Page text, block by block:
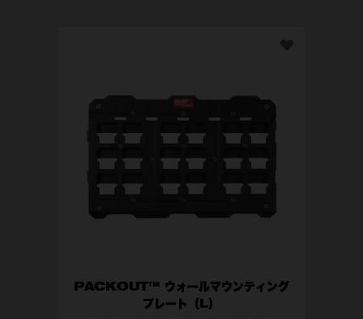
PACKOUT™ ウォールマウンティング
プレート（L）